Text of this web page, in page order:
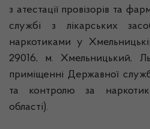
з атестації провізорів та
службі з лікарських
наркотиками у
29016, м. Хмельницький,
приміщенні Державної
та контролю за
області).